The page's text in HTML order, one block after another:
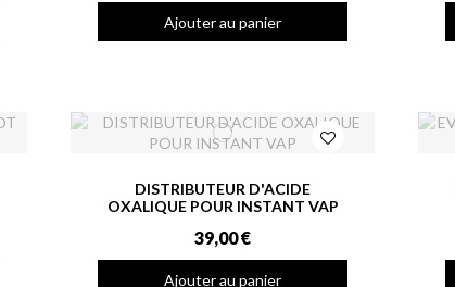
Ajouter au panier
DISTRIBUTEUR D'ACIDE
OXALIQUE POUR INSTANT VAP
39,00 €
Ajouter au panier